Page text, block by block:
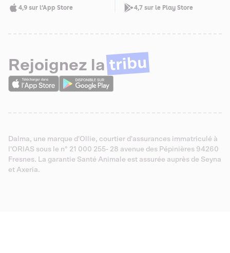
4,9 sur l’App Store 4,7 sur le Play Store
Rejoignez la tribu
Dalma, une marque d'Ollie, courtier d'assurances immatriculé à
l'ORIAS sous le n° 21 000 255- 28 avenue des Pépinières 94260
Fresnes. La garantie Santé Animale est assurée auprès de Seyna
et Axeria.